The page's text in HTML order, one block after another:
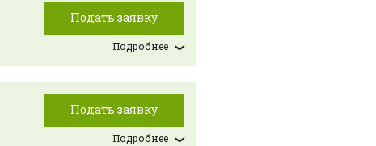
Подать заявку
Подробнее
Подать заявку
Подробнее